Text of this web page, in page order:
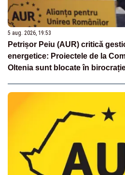
5 aug. 2026, 19:53
Petrișor Peiu (AUR) critică
energetice: Proiectele de la
Oltenia sunt blocate în